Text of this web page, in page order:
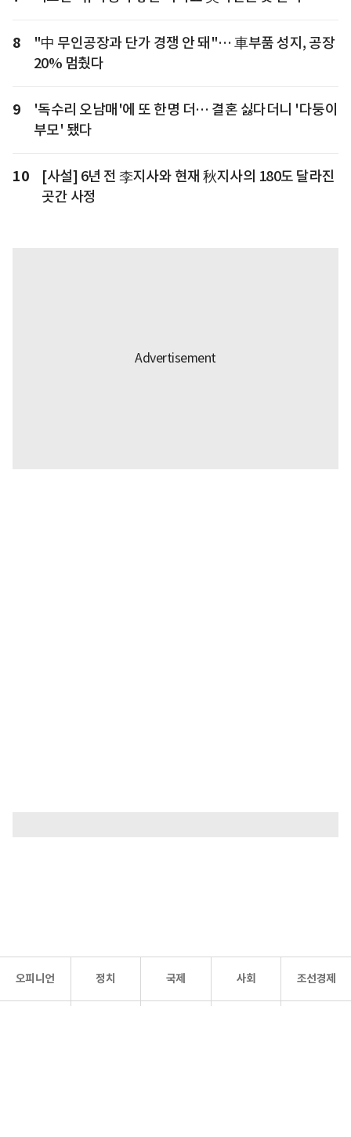
8
"中 무인공장과 단가 경쟁 안 돼"… 車부품 성지, 공장
20% 멈췄다
9
'독수리 오남매'에 또 한명 더… 결혼 싫다더니 '다둥이
부모' 됐다
10
[사설] 6년 전 李지사와 현재 秋지사의 180도 달라진
곳간 사정
오피니언 정치 국제 사회 조선경제